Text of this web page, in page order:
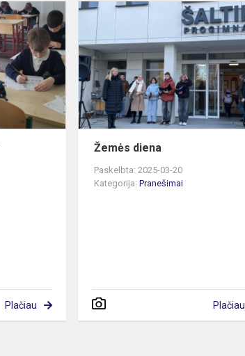
Konkursas
„Kengūra”
Plačiau
Žemės diena
Paskelbta: 2025-03-20
Kategorija:Pranešimai
Plačiau